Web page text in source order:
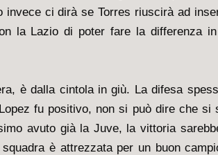
invece ci dirà se Torres riuscirà ad
la Lazio di poter fare la differenza
è dalla cintola in giù. La difesa
fu positivo, non si può dire che
avuto già la Juve, la vittoria
è attrezzata per un buon